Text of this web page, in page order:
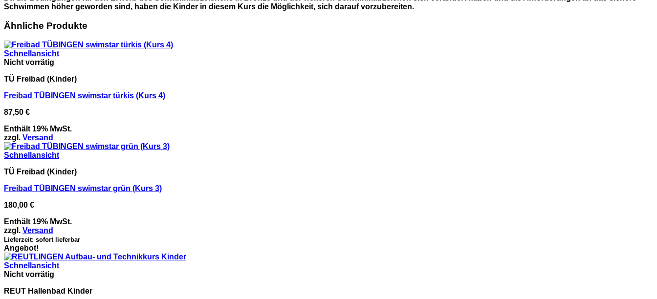
Schwimmen höher geworden sind, haben die Kinder in diesem Kurs die Möglichkeit, sich darauf vorzubereiten.
Ähnliche Produkte
Schnellansicht
Nicht vorrätig
TÜ Freibad (Kinder)
Freibad TÜBINGEN swimstar türkis (Kurs 4)
87,50 €
Enthält 19% MwSt.
zzgl. Versand
Schnellansicht
TÜ Freibad (Kinder)
Freibad TÜBINGEN swimstar grün (Kurs 3)
180,00 €
Enthält 19% MwSt.
zzgl. Versand
Lieferzeit: sofort lieferbar
Angebot!
Schnellansicht
Nicht vorrätig
REUT Hallenbad Kinder